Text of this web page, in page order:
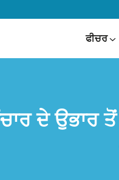
ਫੀਚਰ
ਦੇ ਉਭਾਰ